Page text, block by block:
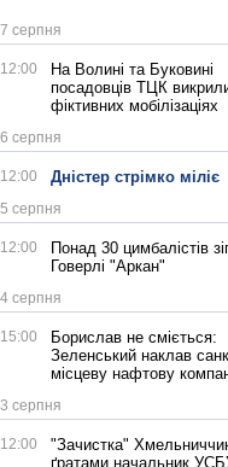
7 серпня
12:00
На Волині та Буковині
посадовців ТЦК
фіктивних мобілізаціях
6 серпня
12:00 Дністер стрімко міліє
5 серпня
12:00
Понад 30 цимбалістів
Говерлі "Аркан"
4 серпня
15:00
Борислав не сміється:
Зеленський наклав
місцеву нафтову
3 серпня
12:00
"Зачистка"
ґратами начальник